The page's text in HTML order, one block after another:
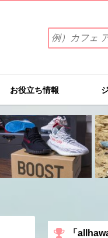
索
ワ
を
入
力
(例）
カ
フ
ェ
イ
ー
お役立ち情報
「